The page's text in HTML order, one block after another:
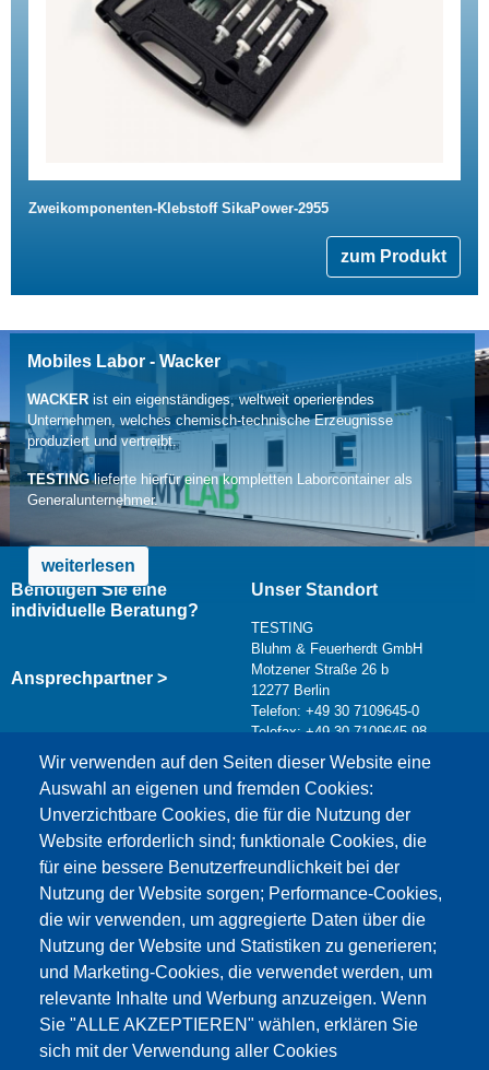
Zweikomponenten-Klebstoff SikaPower-2955
zum Produkt
Mobiles Labor - Wacker
WACKERist ein eigenständiges, weltweit operierendes
Unternehmen, welches chemisch-technische Erzeugnisse
produziert und vertreibt.
TESTINGlieferte hierfür einen kompletten Laborcontainer als
Generalunternehmer.
weiterlesen
Wir verwenden auf den Seiten dieser Website eine
Auswahl an eigenen und fremden Cookies:
Unverzichtbare Cookies, die für die Nutzung der
Website erforderlich sind; funktionale Cookies, die
für eine bessere Benutzerfreundlichkeit bei der
Nutzung der Website sorgen; Performance-Cookies,
die wir verwenden, um aggregierte Daten über die
Nutzung der Website und Statistiken zu generieren;
und Marketing-Cookies, die verwendet werden, um
relevante Inhalte und Werbung anzuzeigen. Wenn
Sie "ALLE AKZEPTIEREN" wählen, erklären Sie
sich mit der Verwendung aller Cookies
Benötigen Sie eine
individuelle Beratung?
Ansprechpartner >
Unser Standort
TESTING
Bluhm & Feuerherdt GmbH
Motzener Straße 26 b
12277 Berlin
Telefon: +49 30 7109645-0
Telefax: +49 30 7109645-98
info@testing.de
Dieser Inhalt ist blockiert, da die Google Maps
Cookies nicht akzeptiert wurden.
NUR DIE GOOGLE MAPS COOKIES
AKZEPTIEREN.